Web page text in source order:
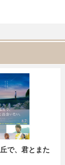
で、君とまた